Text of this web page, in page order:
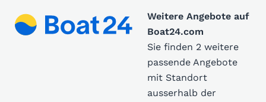
Weitere Angebote auf
Boat24.com
Sie finden 2 weitere
passende Angebote
mit Standort
ausserhalb der